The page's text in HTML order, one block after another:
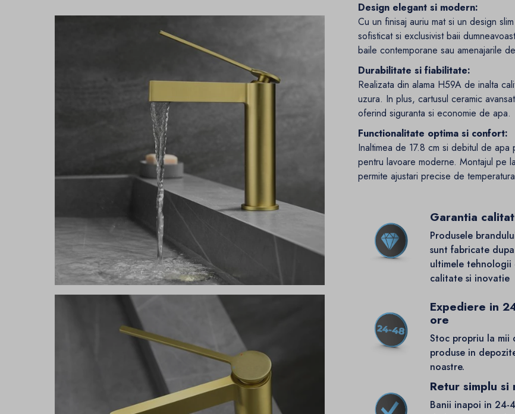
Design elegant si modern:
Cu un finisaj auriu mat si un design
sofisticat si exclusivist baii
baile contemporane sau amenajarile
Durabilitate si fiabilitate:
Realizata din alama H59A de inalta
uzura. In plus, cartusul ceramic
oferind siguranta si economie de apa.
Functionalitate optima si confort:
Inaltimea de 17.8 cm si debitul de
pentru lavoare moderne. Montajul pe
permite ajustari precise de
Garantia
Produsele
sunt fabricate dupa
ultimele tehnologii
calitate si inovatie
Expediere in
ore
Stoc propriu la mii
produse in
noastre.
Retur simplu si
Banii inapoi in 24-